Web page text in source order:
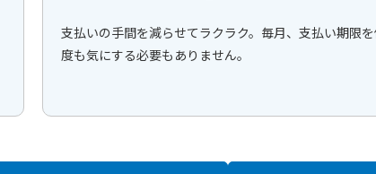
支払いの手間を減らせてラクラク。毎月、支払い期限
度も気にする必要もありません。